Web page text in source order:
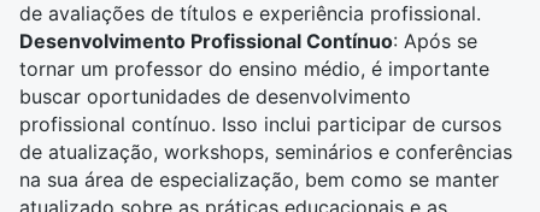
de avaliações de títulos e experiência profissional.
Desenvolvimento Profissional Contínuo: Após se
tornar um professor do ensino médio, é importante
buscar oportunidades de desenvolvimento
profissional contínuo. Isso inclui participar de cursos
de atualização, workshops, seminários e conferências
na sua área de especialização, bem como se manter
atualizado sobre as práticas educacionais e as